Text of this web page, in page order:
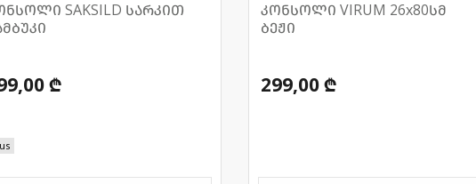
SAKSILD სარკით
₾
კონსოლი VIRUM 26x80სმ
ბეჟი
299,00 ₾